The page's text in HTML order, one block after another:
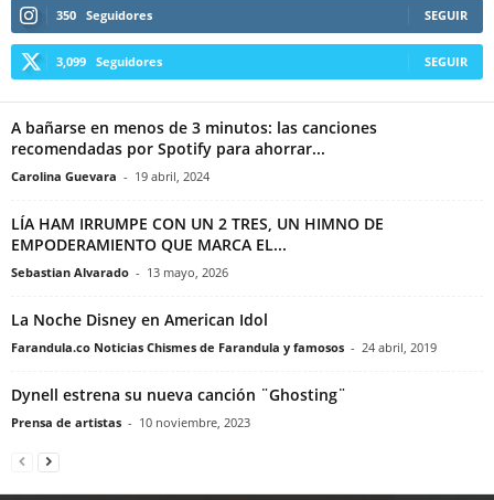
350 Seguidores SEGUIR
3,099 Seguidores SEGUIR
A bañarse en menos de 3 minutos: las canciones
recomendadas por Spotify para ahorrar...
Carolina Guevara - 19 abril, 2024
LÍA HAM IRRUMPE CON UN 2 TRES, UN HIMNO DE
EMPODERAMIENTO QUE MARCA EL...
Sebastian Alvarado - 13 mayo, 2026
La Noche Disney en American Idol
Farandula.co Noticias Chismes de Farandula y famosos - 24 abril, 2019
Dynell estrena su nueva canción ¨Ghosting¨
Prensa de artistas - 10 noviembre, 2023